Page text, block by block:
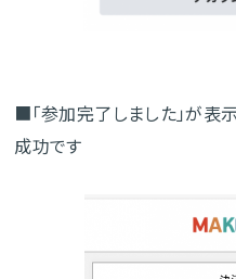
■「参加完了しました」が表
成功です